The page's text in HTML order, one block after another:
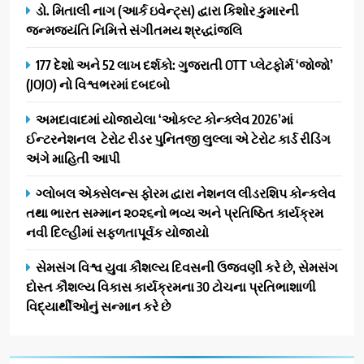
આગળ આવી: ગુલબાઈ ટેકરાના
પ્રભાવિત પરિવારોને ફૂડ પેકેટ્સ
અને પીવાના પાણીનું વિતરણ કર્યું
ડો. મિતાલી નાગ (આર્ક ઇવેન્ટ્સ)
દ્વારા કિશોર કુમારની જન્મજયંતિ
AHMEDABAD
2
ગુજરાતી OTT પ્લેટફોર્મ ‘જોજો’
(JOJO) નો વિશ્વભરમાં દબદબો
BUSINESS
3
અમદાવાદમાં યોજાયેલા ‘ઓકલ્ટ
કોન્ક્લેવ 2026’માં ઈન્ટરનેશનલ
ડો. મિતાલી નાગ (આર્ક ઇવેન્ટ્સ) દ્વારા કિશોર કુમારની
જન્મજયંતિ નિમિત્તે સંગીતમય શ્રદ્ધાંજલિ
177 દેશો અને 52 લાખ દર્શકો: ગુજરાતી OTT પ્લેટફોર્મ ‘જોજો’
(JOJO) નો વિશ્વભરમાં દબદબો
અમદાવાદમાં યોજાયેલા ‘ઓકલ્ટ કોન્ક્લેવ 2026’માં
ઈન્ટરનેશનલ ટેરોટ રીડર પુનિતજી લુલ્લા એ ટેરોટ કાર્ડ રીડિંગ
અંગે માહિતી આપી
ગ્લોબલ એક્સેલન્સ ફોરમ દ્વારા નેશનલ લીડરશિપ કોન્કલેવ
તથા ભારત સમ્માન ૨૦૨૬નો ભવ્ય અને પ્રતિષ્ઠિત કાર્યક્રમ
નવી દિલ્હીમાં સફળતાપૂર્વક યોજાયો
સેમસંગ વિશ્વ યુવા કૌશલ્ય દિવસની ઉજવણી કરે છે, સેમસંગ
દોસ્ત કૌશલ્ય વિકાસ કાર્યક્રમના 30 ટોચના પ્રતિભાશાળી
વિદ્યાર્થીઓનું સન્માન કરે છે